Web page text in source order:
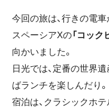
今回の旅は、行きの電
スペーシアXの「コック
向かいました。
日光では、定番の世界
ばランチを楽しんだり。
宿泊は、クラシックホ